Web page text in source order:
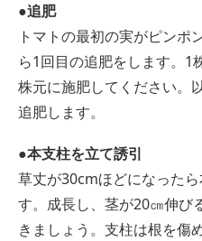
●追肥
トマトの最初の実がピンポ
ら1回目の追肥をします。1
株元に施肥してください。
追肥します。
●本支柱を立て誘引
草丈が30cmほどになった
す。成長し、茎が20㎝伸び
きましょう。支柱は根を傷